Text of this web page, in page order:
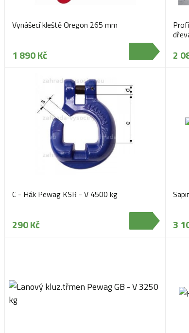
Vynášecí kleště Oregon 265 mm
1 890 Kč 2
C - Hák Pewag KSR - V 4500 kg
290 Kč 3